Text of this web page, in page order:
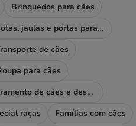
Brinquedos para cães
Casotas, jaulas e portas para cães
de cães
para cães
Adestramento de cães e desporto
raças
Famílias com cães